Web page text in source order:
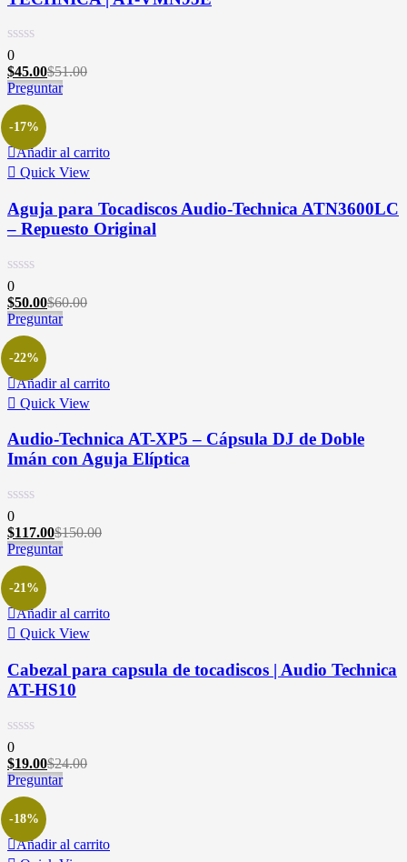
0
$45.00$51.00
Preguntar
-17%
Añadir al carrito
Quick View
Aguja para Tocadiscos Audio-Technica ATN3600LC
– Repuesto Original
0
$50.00$60.00
Preguntar
-22%
Añadir al carrito
Quick View
Audio-Technica AT-XP5 – Cápsula DJ de Doble
Imán con Aguja Elíptica
0
$117.00$150.00
Preguntar
-21%
Añadir al carrito
Quick View
Cabezal para capsula de tocadiscos | Audio Technica
AT-HS10
0
$19.00$24.00
Preguntar
-18%
Añadir al carrito